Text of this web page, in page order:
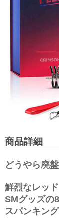
商品詳細
どうやら廃
鮮烈なレッ
SMグッズの
スパンキン